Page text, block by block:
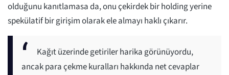
olduğunu kanıtlamasa da, onu çekirdek bir holding yerine
spekülatif bir girişim olarak ele almayı haklı çıkarır.
Kağıt üzerinde getiriler harika görünüyordu,
ancak para çekme kuralları hakkında net cevaplar